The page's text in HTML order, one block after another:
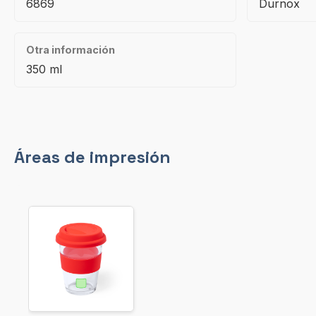
6869 Durnox
Otra información
350 ml
Áreas de impresión